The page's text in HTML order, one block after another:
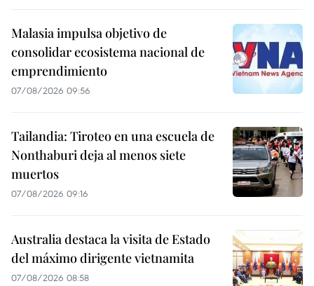
Malasia impulsa objetivo de
consolidar ecosistema nacional de
emprendimiento
07/08/2026 09:56
Tailandia: Tiroteo en una escuela de
Nonthaburi deja al menos siete
muertos
07/08/2026 09:16
Australia destaca la visita de Estado
del máximo dirigente vietnamita
07/08/2026 08:58